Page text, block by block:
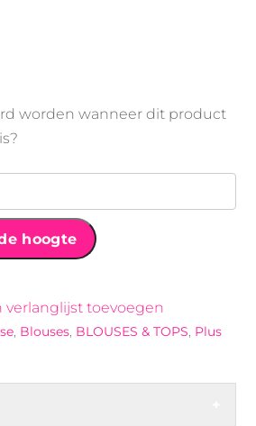
worden wanneer dit product
hoogte
verlanglijst toevoegen
, Blouses, BLOUSES & TOPS, Plus